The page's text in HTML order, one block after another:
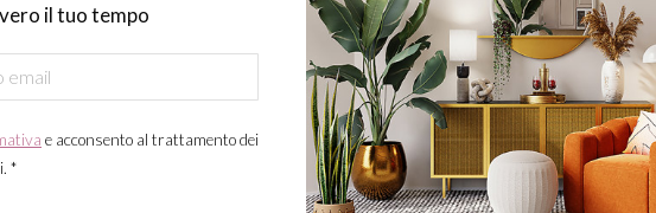
il tuo tempo
e acconsento al trattamento dei
*